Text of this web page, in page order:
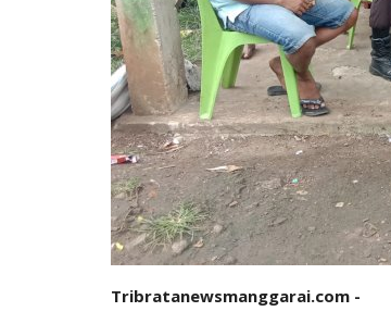
Tribratanewsmanggarai.com -